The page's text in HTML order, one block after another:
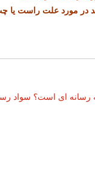
در مورد علت راست
ای است؟ سواد